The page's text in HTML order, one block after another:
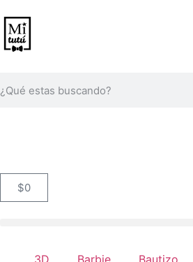
$0
3D Barbie Bautizo